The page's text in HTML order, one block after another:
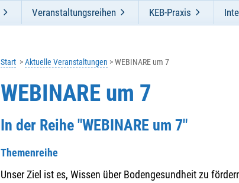
Veranstaltungsreihen KEB-Praxis
Start Aktuelle Veranstaltungen WEBINARE um 7
WEBINARE um 7
In der Reihe "WEBINARE um 7"
Themenreihe
Unser Ziel ist es, Wissen über Bodengesundheit zu